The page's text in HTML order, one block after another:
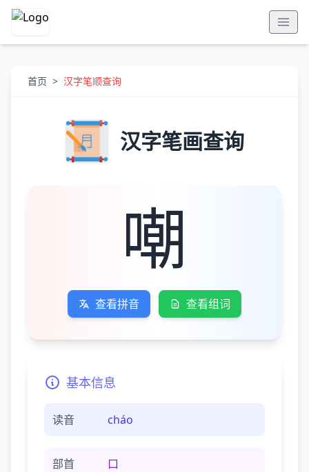
首页 > 汉字笔顺查询
汉字笔画查询
嘲
查看拼音 查看组词
基本信息
读音 cháo
部首 口